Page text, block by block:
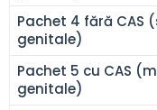
Pachet 4 fără CAS
genitale)
Pachet 5 cu CAS
genitale)